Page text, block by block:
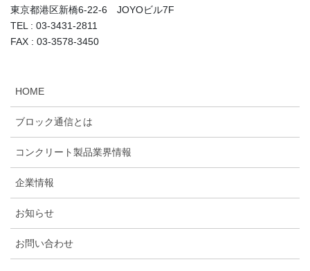
東京都港区新橋6-22-6 JOYOビル7F
TEL : 03-3431-2811
FAX : 03-3578-3450
HOME
ブロック通信とは
コンクリート製品業界情報
企業情報
お知らせ
お問い合わせ